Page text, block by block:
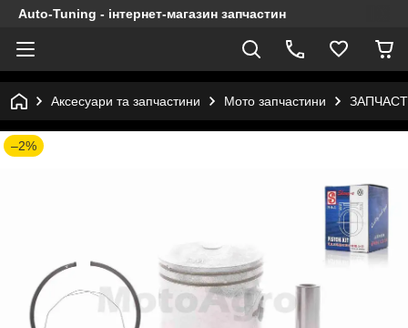
Auto-Tuning - інтернет-магазин запчастин
Аксесуари та запчастини Мото запчастини
–2%